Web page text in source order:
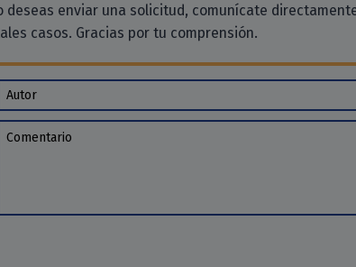
deseas enviar una solicitud, comunícate
casos. Gracias por tu comprensión.
Autor
Comentario